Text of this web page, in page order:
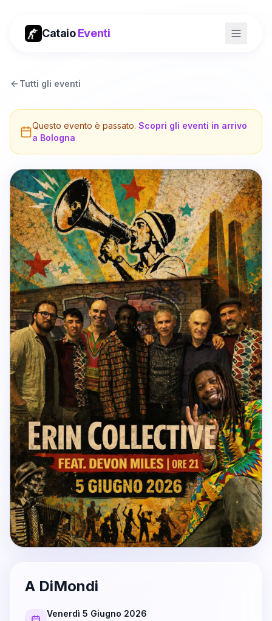
CataioEventi
Tutti gli eventi
Questo evento è passato. Scopri gli eventi in arrivo
a Bologna
A DiMondi
Venerdì 5 Giugno 2026